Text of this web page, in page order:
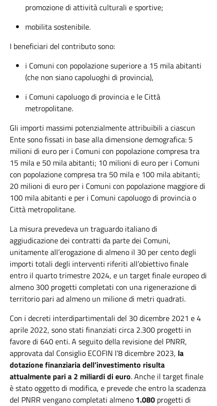
promozione di attività culturali e sportive;
mobilita sostenibile.
I beneficiari del contributo sono:
i Comuni con popolazione superiore a 15 mila abitanti
(che non siano capoluoghi di provincia),
i Comuni capoluogo di provincia e le Città
metropolitane.
Gli importi massimi potenzialmente attribuibili a ciascun
Ente sono fissati in base alla dimensione demografica: 5
milioni di euro per i Comuni con popolazione compresa tra
15 mila e 50 mila abitanti; 10 milioni di euro per i Comuni
con popolazione compresa tra 50 mila e 100 mila abitanti;
20 milioni di euro per i Comuni con popolazione maggiore di
100 mila abitanti e per i Comuni capoluogo di provincia o
Città metropolitane.
La misura prevedeva un traguardo italiano di
aggiudicazione dei contratti da parte dei Comuni,
unitamente all’erogazione di almeno il 30 per cento degli
importi totali degli interventi riferiti all’obiettivo finale
entro il quarto trimestre 2024, e un target finale europeo di
almeno 300 progetti completati con una rigenerazione di
territorio pari ad almeno un milione di metri quadrati.
Con i decreti interdipartimentali del 30 dicembre 2021 e 4
aprile 2022, sono stati finanziati circa 2.300 progetti in
favore di 640 enti. A seguito della revisione del PNRR,
approvata dal Consiglio ECOFIN l’8 dicembre 2023, la
dotazione finanziaria dell’investimento risulta
attualmente pari a 2 miliardi di euro. Anche il target finale
è stato oggetto di modifica, e prevede che entro la scadenza
del PNRR vengano completati almeno 1.080 progetti di